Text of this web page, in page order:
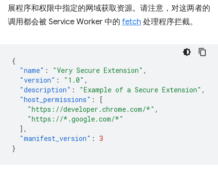
展程序和权限中指定的网域获取资源。请注意，对这两者的
调用都会被 Service Worker 中的 fetch 处理程序拦截。
{
"name" : "Very Secure Extension" ,
"version" : "1.0" ,
"description" : "Example of a Secure Extension" ,
"host_permissions" :
[
"https://developer.chrome.com/*" ,
"https://*.google.com/*"
],
"manifest_version" : 3
}